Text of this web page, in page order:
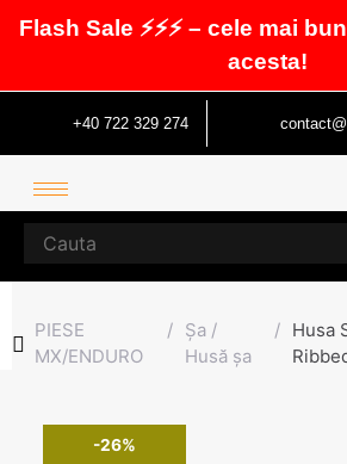
Flash Sale ⚡⚡⚡ – cele mai
acesta!
+40 722 329 274
PIESE
MX/ENDURO
/ Șa /
Husă șa
/ Husa
-26%